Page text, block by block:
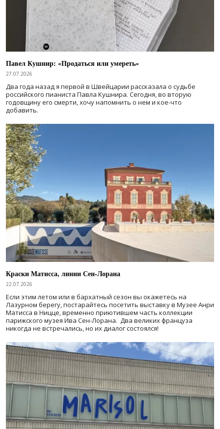
Павел Кушнир: «Продаться или умереть»
27.07.2026
Два года назад я первой в Швейцарии рассказала о судьбе
российского пианиста Павла Кушнира. Сегодня, во вторую
годовщину его смерти, хочу напомнить о нем и кое-что
добавить.
Краски Матисса, линии Сен-Лорана
22.07.2026
Если этим летом или в бархатный сезон вы окажетесь на
Лазурном берегу, постарайтесь посетить выставку в Музее Анри
Матисса в Ницце, временно приютившем часть коллекции
парижского музея Ива Сен-Лорана. Два великих француза
никогда не встречались, но их диалог состоялся!